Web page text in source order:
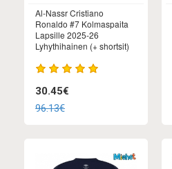
Al-Nassr Cristiano
Ronaldo #7 Kolmaspaita
Lapsille 2025-26
Lyhythihainen (+ shortsit)
30.45€
96.13€